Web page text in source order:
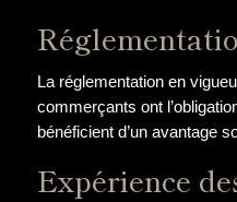
La réglementation en
commerçants ont
bénéficient d’un avantage
Expérience